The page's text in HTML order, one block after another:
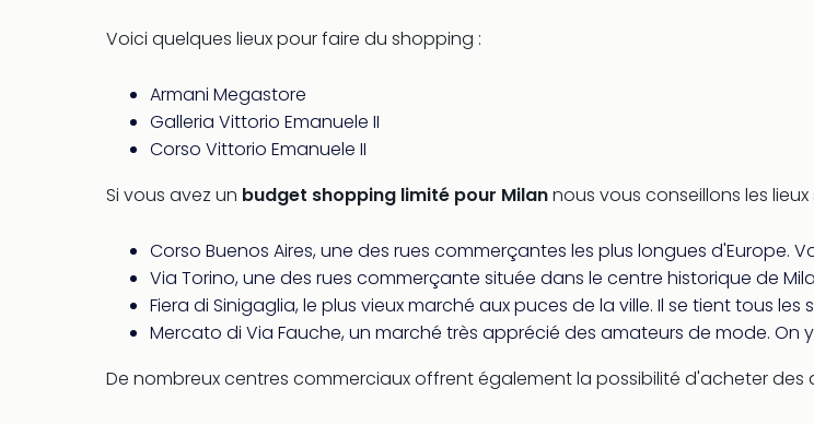
Voici quelques lieux pour faire du shopping :
Armani Megastore
Galleria Vittorio Emanuele II
Corso Vittorio Emanuele II
Si vous avez un budget shopping limité pour Milannous vous conseillons les lieux
Corso Buenos Aires, une des rues commerçantes les plus longues
Via Torino, une des rues commerçante située dans le centre historique de
Fiera di Sinigaglia, le plus vieux marché aux puces de la ville. Il se tient tous
Mercato di Via Fauche, un marché très apprécié des amateurs de mode. On
De nombreux centres commerciaux offrent également la possibilité d'acheter des